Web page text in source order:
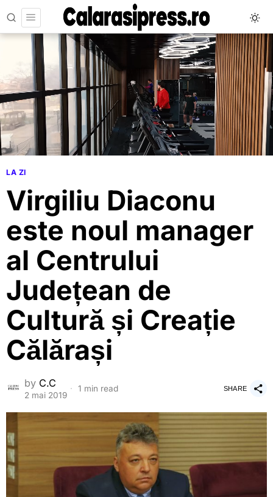
LA ZI
Virgiliu Diaconu
este noul manager
al Centrului
Județean de
Cultură și Creație
Călărași
by C.C
2 mai 2019
1 min read SHARE